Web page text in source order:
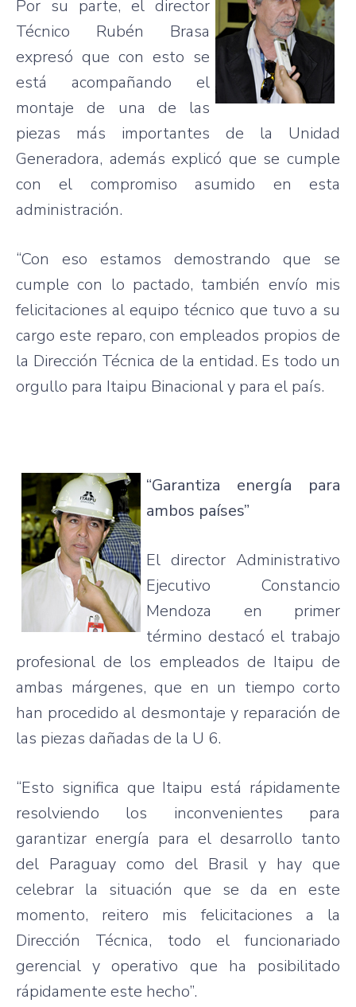
Por su parte, el director
Técnico Rubén Brasa
expresó que con esto se
está acompañando el
montaje de una de las
piezas más importantes de la Unidad
Generadora, además explicó que se cumple
con el compromiso asumido en esta
administración.
“Con eso estamos demostrando que se
cumple con lo pactado, también envío mis
felicitaciones al equipo técnico que tuvo a su
cargo este reparo, conempleados propios de
la Dirección Técnica de la entidad. Es todo un
orgullo para Itaipu Binacional y para el país.
“Garantiza energía para
ambos países”
El director Administrativo
Ejecutivo Constancio
Mendoza en primer
término destacó el trabajo
profesional de los empleados de Itaipu de
ambas márgenes, que en un tiempo corto
han procedido al desmontaje y reparación de
las piezas dañadas de la U 6.
“Esto significa que Itaipu está rápidamente
resolviendo los inconvenientes para
garantizar energía para el desarrollo tanto
del Paraguay como del Brasil y hay que
celebrar la situación que se da en este
momento, reitero mis felicitaciones a la
Dirección Técnica, todo el funcionariado
gerencial y operativo que ha posibilitado
rápidamente este hecho”.